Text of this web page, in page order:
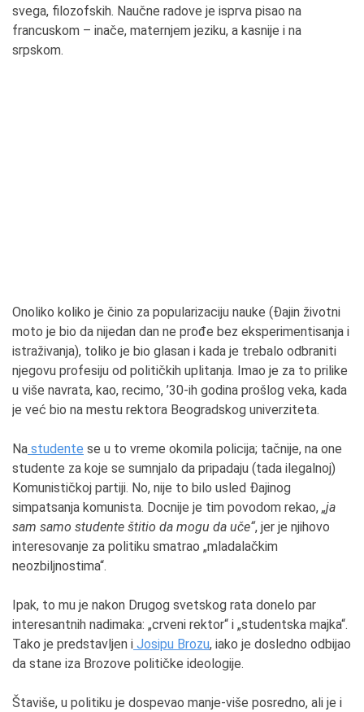
svega, filozofskih. Naučne radove je isprva pisao na
francuskom – inače, maternjem jeziku, a kasnije i na
srpskom.
Onoliko koliko je činio za popularizaciju nauke (Đajin životni
moto je bio da nijedan dan ne prođe bez eksperimentisanja i
istraživanja), toliko je bio glasan i kada je trebalo odbraniti
njegovu profesiju od političkih uplitanja. Imao je za to prilike
u više navrata, kao, recimo, ’30-ih godina prošlog veka, kada
je već bio na mestu rektora Beogradskog univerziteta.
Na studente se u to vreme okomila policija; tačnije, na one
studente za koje se sumnjalo da pripadaju (tada ilegalnoj)
Komunističkoj partiji. No, nije to bilo usled Đajinog
simpatsanja komunista. Docnije je tim povodom rekao, „ja
sam samo studente štitio da mogu da uče“, jer je njihovo
interesovanje za politiku smatrao „mladalačkim
neozbiljnostima“.
Ipak, to mu je nakon Drugog svetskog rata donelo par
interesantnih nadimaka: „crveni rektor“ i „studentska majka“.
Tako je predstavljen i Josipu Brozu, iako je dosledno odbijao
da stane iza Brozove političke ideologije.
Štaviše, u politiku je dospevao manje-više posredno, ali je i